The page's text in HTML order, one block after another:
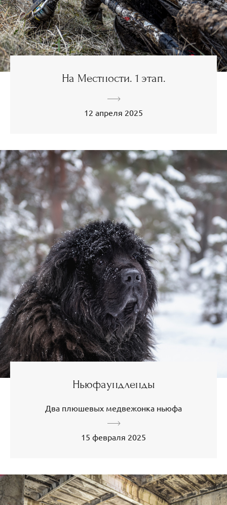
На Местности. 1 этап.
12 апреля 2025
Ньюфаундленды
Два плюшевых медвежонка ньюфа
15 февраля 2025